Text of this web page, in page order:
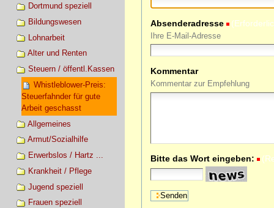
Dortmund speziell
Bildungswesen
Lohnarbeit
Alter und Renten
Steuern / öffentl.Kassen
Whistleblower-Preis:
Steuerfahnder für gute
Arbeit geschasst
Allgemeines
Armut/Sozialhilfe
Erwerbslos / Hartz ...
Krankheit / Pflege
Jugend speziell
Frauen speziell
Absenderadresse
Ihre E-Mail-Adresse
Kommentar
Kommentar zur Empfehlung
Bitte das Wort eingeben: